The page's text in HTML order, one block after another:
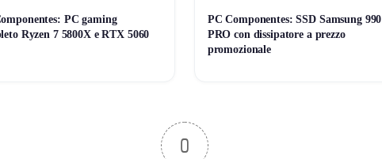
PC gaming
Ryzen 7 5800X e RTX 5060
PC Componentes: SSD Samsung 990
PRO con dissipatore a prezzo
promozionale
0